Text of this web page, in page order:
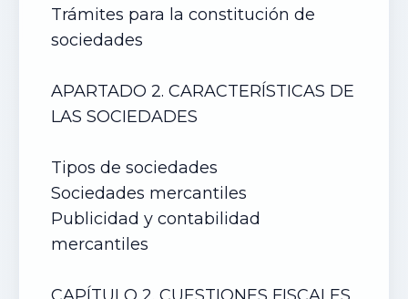
Trámites para la constitución de
sociedades
APARTADO 2. CARACTERÍSTICAS DE
LAS SOCIEDADES
Tipos de sociedades
Sociedades mercantiles
Publicidad y contabilidad
mercantiles